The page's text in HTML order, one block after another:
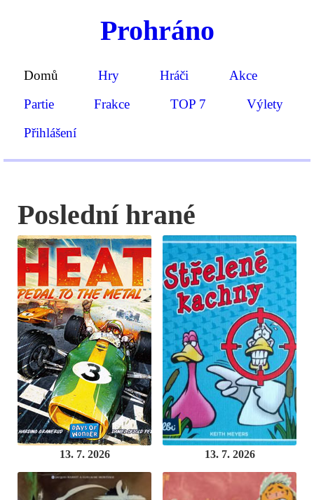
Prohráno
Domů Hry Hráči
Akce
Partie
Frakce TOP 7
Výlety
Přihlášení
Poslední hrané
13. 7. 2026 13. 7. 2026